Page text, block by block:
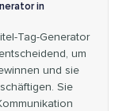
in
Tag-Generator
um
und sie
Sie